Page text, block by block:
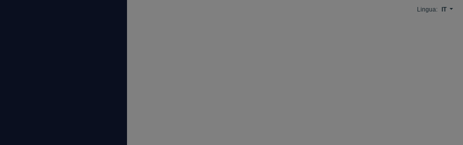
Lingua: IT